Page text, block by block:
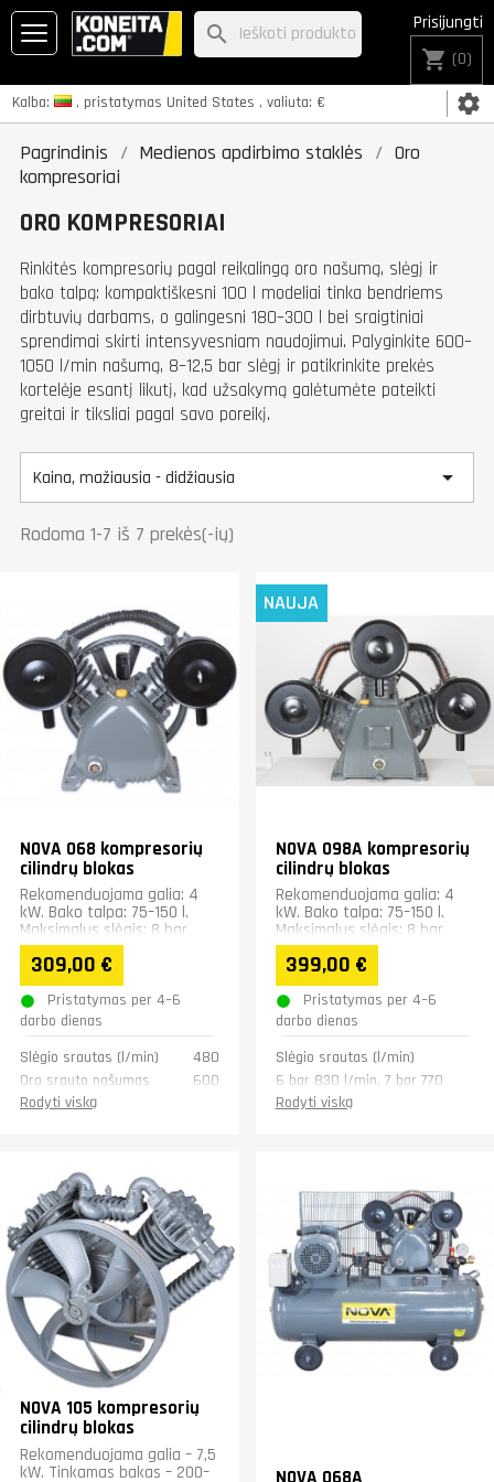
Kalba: , pristatymas United States , valiuta: € settings
Prisijungti
shopping_cart (0)
search
Pagrindinis Medienos apdirbimo staklės
Oro
kompresoriai
ORO KOMPRESORIAI
Rinkitės kompresorių pagal reikalingą oro našumą, slėgį ir
bako talpą: kompaktiškesni 100 l modeliai tinka bendriems
dirbtuvių darbams, o galingesni 180–300 l bei sraigtiniai
sprendimai skirti intensyvesniam naudojimui. Palyginkite 600–
1050 l/min našumą, 8–12,5 bar slėgį ir patikrinkite prekės
kortelėje esantį likutį, kad užsakymą galėtumėte pateikti
greitai ir tiksliai pagal savo poreikį.
Kaina, mažiausia - didžiausia 
Rodoma 1-7 iš 7 prekės(-ių)
NOVA 068 kompresorių
cilindrų blokas
Rekomenduojama galia: 4
kW. Bako talpa: 75–150 l.
Maksimalus slėgis: 8 bar.
Įsiurbimo našumas: 600
l/min, našumas esant...
309,00 €
Pristatymas per 4–6
darbo dienas
Slėgio srautas (l/min)
480
Oro srauto našumas
(l/min.)
600
Rodyti viską
NAUJA
NOVA 098A kompresorių
cilindrų blokas
Rekomenduojama galia: 4
kW. Bako talpa: 75–150 l.
Maksimalus slėgis: 8 bar.
Įsiurbimo našumas: 600
l/min, našumas esant...
399,00 €
Pristatymas per 4–6
darbo dienas
Slėgio srautas (l/min)
6 bar 830 l/min, 7 bar 770
l/min, 8 bar 640 l/min
Rodyti viską
NOVA 105 kompresorių
cilindrų blokas
Rekomenduojama galia – 7,5
kW. Tinkamas bakas – 200–